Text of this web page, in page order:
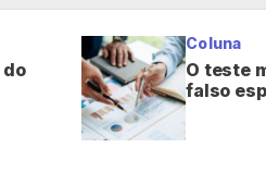
do
Coluna
O teste
falso